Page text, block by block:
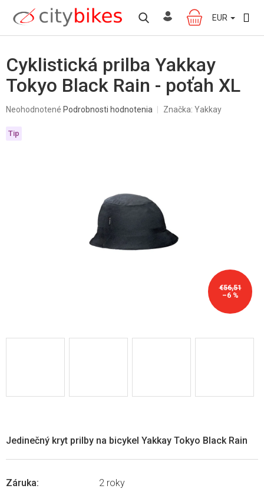
obsah
NÁKUPNÝ
KOŠÍK
EUR
Cyklistická prilba Yakkay
Tokyo Black Rain - poťah XL
Priemerné
produktu
je
Neohodnotené Podrobnosti hodnotenia Značka: Yakkay
€56,51
–6 %
Tip
Záruka: 2 roky
Jedinečný kryt prilby na bicykel Yakkay Tokyo Black Rain